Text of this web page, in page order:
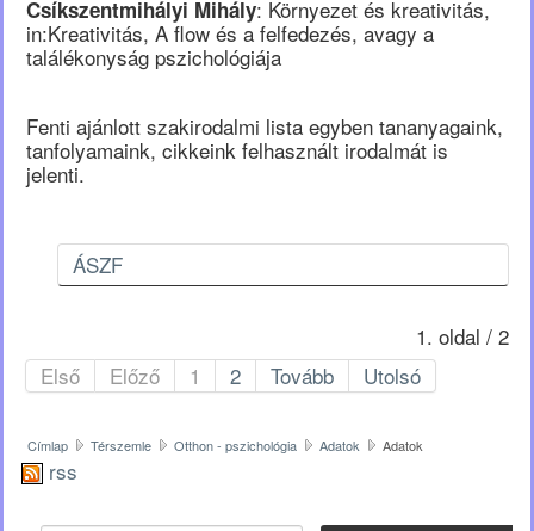
Csíkszentmihályi Mihály: Környezet és kreativitás,
in:Kreativitás, A flow és a felfedezés, avagy a
találékonyság pszichológiája
Fenti ajánlott szakirodalmi lista egyben tananyagaink,
tanfolyamaink, cikkeink felhasznált irodalmát is
jelenti.
ÁSZF
1. oldal / 2
Első
Előző 1 2 Tovább Utolsó
Címlap Térszemle Otthon - pszichológia Adatok Adatok
rss